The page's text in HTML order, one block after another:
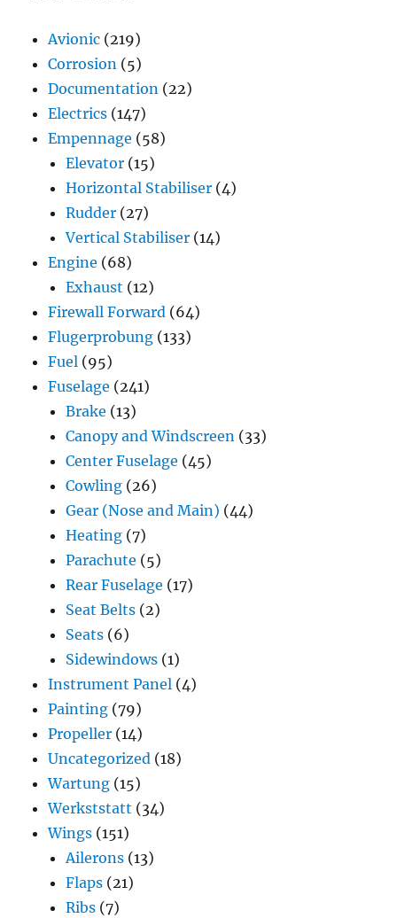
Avionic (219)
Corrosion (5)
Documentation (22)
Electrics (147)
Empennage (58)
Elevator (15)
Horizontal Stabiliser (4)
Rudder (27)
Vertical Stabiliser (14)
Engine (68)
Exhaust (12)
Firewall Forward (64)
Flugerprobung (133)
Fuel (95)
Fuselage (241)
Brake (13)
Canopy and Windscreen (33)
Center Fuselage (45)
Cowling (26)
Gear (Nose and Main) (44)
Heating (7)
Parachute (5)
Rear Fuselage (17)
Seat Belts (2)
Seats (6)
Sidewindows (1)
Instrument Panel (4)
Painting (79)
Propeller (14)
Uncategorized (18)
Wartung (15)
Werkststatt (34)
Wings (151)
Ailerons (13)
Flaps (21)
Ribs (7)